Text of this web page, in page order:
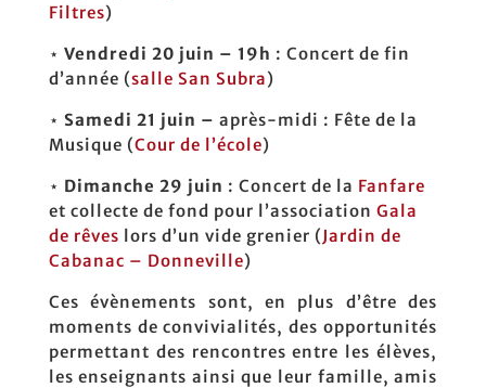
Filtres)
⋆ Vendredi 20 juin – 19h : Concert de fin
d’année (salle San Subra)
⋆ Samedi 21 juin – après-midi : Fête de la
Musique (Cour de l’école)
⋆ Dimanche 29 juin : Concert de la Fanfare
et collecte de fond pour l’association Gala
de rêves lors d’un vide grenier (Jardin de
Cabanac – Donneville)
Ces évènements sont, en plus d’être des
moments de convivialités, des opportunités
permettant des rencontres entre les élèves,
les enseignants ainsi que leur famille, amis